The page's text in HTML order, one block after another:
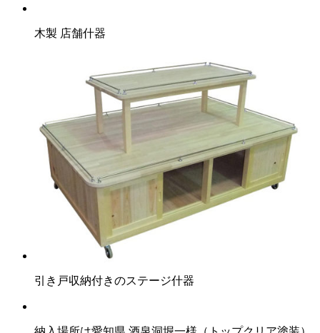
木製 店舗什器
引き戸収納付きのステージ什器